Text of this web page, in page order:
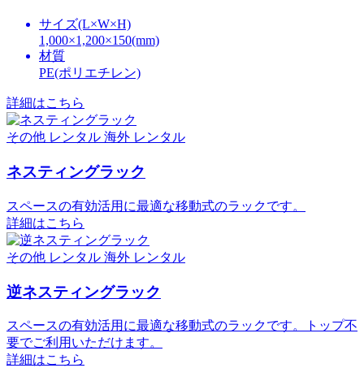
サイズ(L×W×H)
1,000×1,200×150(mm)
材質
PE(ポリエチレン)
詳細はこちら
その他 レンタル 海外 レンタル
ネスティングラック
スペースの有効活用に最適な移動式のラックです。
詳細はこちら
その他 レンタル 海外 レンタル
逆ネスティングラック
スペースの有効活用に最適な移動式のラックです。トップ不
要でご利用いただけます。
詳細はこちら